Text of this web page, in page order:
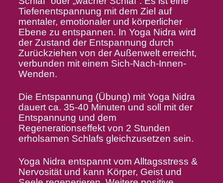
Tiefenentspannung mit dem Ziel auf
mentaler, emotionaler und körperlicher
Ebene zu entspannen. In Yoga Nidra wird
der Zustand der Entspannung durch
Zurückziehen von der Außenwelt erreicht,
verbunden mit einem Sich-Nach-Innen-
Wenden.
Die Entspannung (Übung) mit Yoga Nidra
dauert ca. 35-40 Minuten und soll mit der
Entspannung und dem
Regenerationseffekt von 2 Stunden
erholsamen Schlafs gleichzusetzen sein.
Yoga Nidra entspannt vom Alltagsstress &
Nervosität und kann Körper, Geist und